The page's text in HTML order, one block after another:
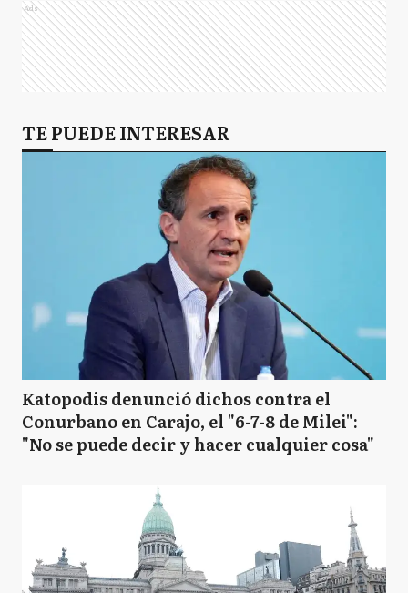
Ads
TE PUEDE INTERESAR
Katopodis denunció dichos contra el
Conurbano en Carajo, el "6-7-8 de Milei":
"No se puede decir y hacer cualquier cosa"